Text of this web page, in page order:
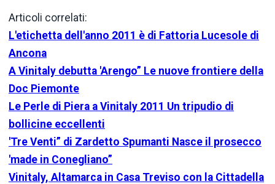
Articoli correlati:
L'etichetta dell'anno 2011 è di Fattoria Lucesole di
Ancona
A Vinitaly debutta 'Arengo” Le nuove frontiere della
Doc Piemonte
Le Perle di Piera a Vinitaly 2011 Un tripudio di
bollicine eccellenti
'Tre Venti” di Zardetto Spumanti Nasce il prosecco
'made in Conegliano”
Vinitaly, Altamarca in Casa Treviso con la Cittadella